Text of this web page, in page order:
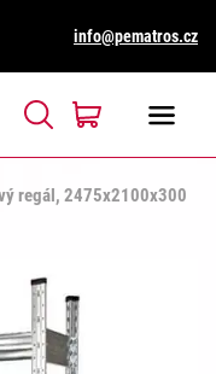
info@pematros.cz
regál, 2475x2100x300